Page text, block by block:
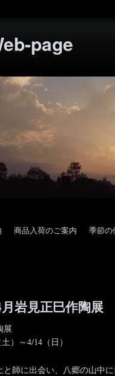
page
商品入荷のご案内 季節の
岩見正巳作陶展
展
）～4/14（日）
師に出会い、八郷の山中